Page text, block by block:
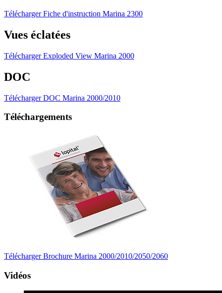
Télécharger Fiche d'instruction Marina 2300
Vues éclatées
Télécharger Exploded View Marina 2000
DOC
Télécharger DOC Marina 2000/2010
Téléchargements
Télécharger Brochure Marina 2000/2010/2050/2060
Vidéos